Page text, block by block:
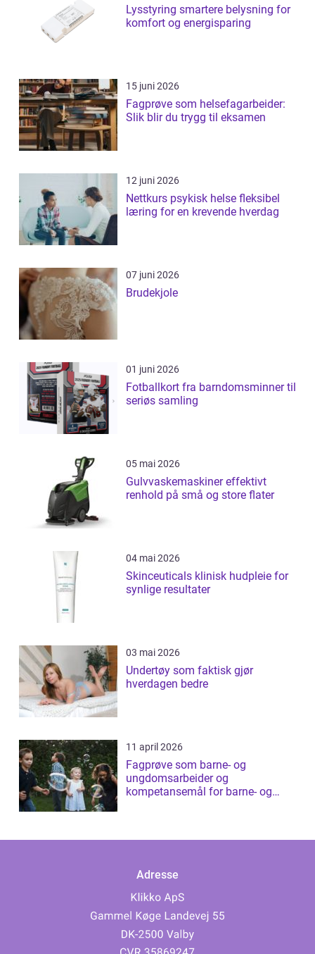
Lysstyring smartere belysning for
komfort og energisparing
15 juni 2026
Fagprøve som helsefagarbeider:
Slik blir du trygg til eksamen
12 juni 2026
Nettkurs psykisk helse fleksibel
læring for en krevende hverdag
07 juni 2026
Brudekjole
01 juni 2026
Fotballkort fra barndomsminner til
seriøs samling
05 mai 2026
Gulvvaskemaskiner effektivt
renhold på små og store flater
04 mai 2026
Skinceuticals klinisk hudpleie for
synlige resultater
03 mai 2026
Undertøy som faktisk gjør
hverdagen bedre
11 april 2026
Fagprøve som barne- og
ungdomsarbeider og
kompetansemål for barne- og
Adresse